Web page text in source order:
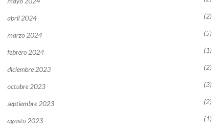
abril 2024 (2)
marzo 2024 (5)
febrero 2024 (1)
diciembre 2023 (2)
octubre 2023 (3)
septiembre 2023 (2)
agosto 2023 (1)